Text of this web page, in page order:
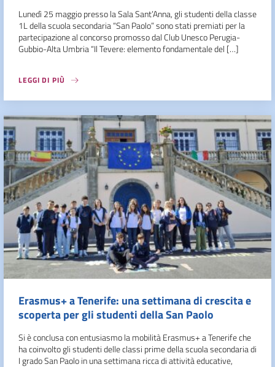
Lunedì 25 maggio presso la Sala Sant’Anna, gli studenti della classe
1L della scuola secondaria “San Paolo” sono stati premiati per la
partecipazione al concorso promosso dal Club Unesco Perugia-
Gubbio-Alta Umbria “Il Tevere: elemento fondamentale del […]
LEGGI DI PIÙ
Erasmus+ a Tenerife: una settimana di crescita e
scoperta per gli studenti della San Paolo
Si è conclusa con entusiasmo la mobilità Erasmus+ a Tenerife che
ha coinvolto gli studenti delle classi prime della scuola secondaria di
I grado San Paolo in una settimana ricca di attività educative,